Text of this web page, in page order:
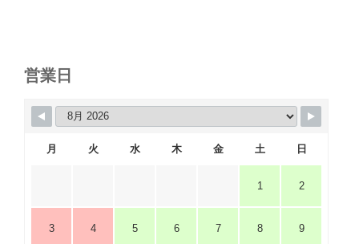
営業日
月 火 水 木 金 土 日
1 2
3 4 5 6 7 8 9